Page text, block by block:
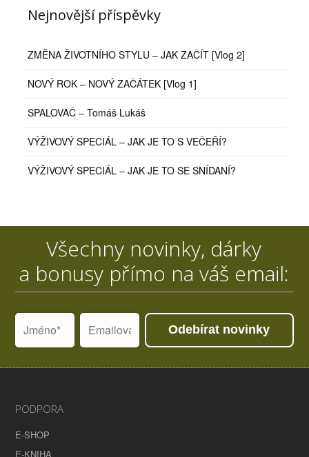
Nejnovější příspěvky
ZMĚNA ŽIVOTNÍHO STYLU – JAK ZAČÍT [Vlog 2]
NOVÝ ROK – NOVÝ ZAČÁTEK [Vlog 1]
SPALOVAČ – Tomáš Lukáš
VÝŽIVOVÝ SPECIÁL – JAK JE TO S VEČEŘÍ?
VÝŽIVOVÝ SPECIÁL – JAK JE TO SE SNÍDANÍ?
Všechny novinky, dárky
a bonusy přímo na váš email:
Odebírat novinky
PODPORA
E-SHOP
E-KNIHA